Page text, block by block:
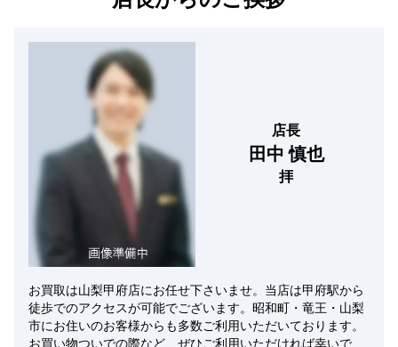
店長
田中 慎也
拝
お買取は山梨甲府店にお任せ下さいませ。当店は甲府駅から
徒歩でのアクセスが可能でございます。昭和町・竜王・山梨
市にお住いのお客様からも多数ご利用いただいております。
お買い物ついでの際など、ぜひご利用いただければ幸いで